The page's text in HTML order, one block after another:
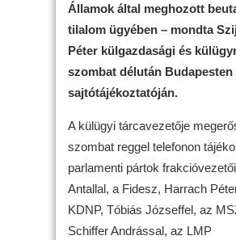
Államok által meghozott
tilalom ügyében – mondta
Péter külgazdasági és
szombat délután
sajtótájékoztatóján.
A külügyi tárcavezetője
szombat reggel telefonon
parlamenti pártok
Antallal, a Fidesz, Harrach
KDNP, Tóbiás Józseffel, az
Schiffer Andrással, az LMP